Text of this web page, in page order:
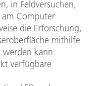
in Feldversuchen,
Computer
die Erforschung,
mithilfe
werden kann.
verfügbare